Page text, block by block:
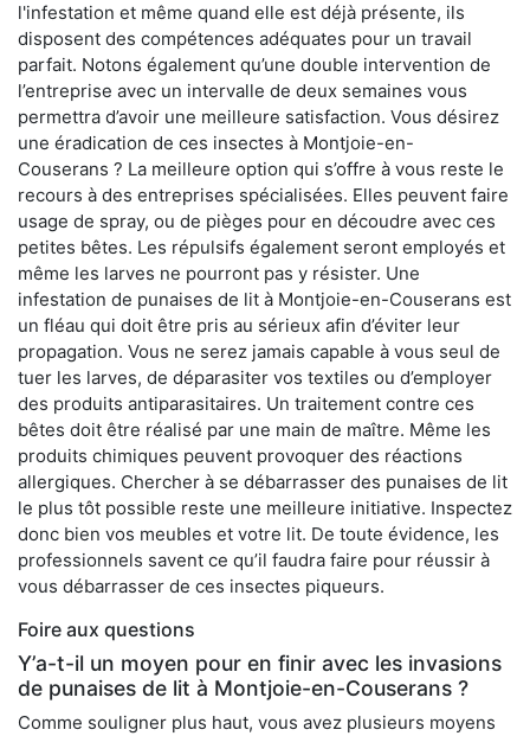
l'infestation et même quand elle est déjà présente, ils
disposent des compétences adéquates pour un travail
parfait. Notons également qu’une double intervention de
l’entreprise avec un intervalle de deux semaines vous
permettra d’avoir une meilleure satisfaction. Vous désirez
une éradication de ces insectes à Montjoie-en-
Couserans ? La meilleure option qui s’offre à vous reste le
recours à des entreprises spécialisées. Elles peuvent faire
usage de spray, ou de pièges pour en découdre avec ces
petites bêtes. Les répulsifs également seront employés et
même les larves ne pourront pas y résister. Une
infestation de punaises de lit à Montjoie-en-Couserans est
un fléau qui doit être pris au sérieux afin d’éviter leur
propagation. Vous ne serez jamais capable à vous seul de
tuer les larves, de déparasiter vos textiles ou d’employer
des produits antiparasitaires. Un traitement contre ces
bêtes doit être réalisé par une main de maître. Même les
produits chimiques peuvent provoquer des réactions
allergiques. Chercher à se débarrasser des punaises de lit
le plus tôt possible reste une meilleure initiative. Inspectez
donc bien vos meubles et votre lit. De toute évidence, les
professionnels savent ce qu’il faudra faire pour réussir à
vous débarrasser de ces insectes piqueurs.
Foire aux questions
Y’a-t-il un moyen pour en finir avec les invasions
de punaises de lit à Montjoie-en-Couserans ?
Comme souligner plus haut, vous avez plusieurs moyens